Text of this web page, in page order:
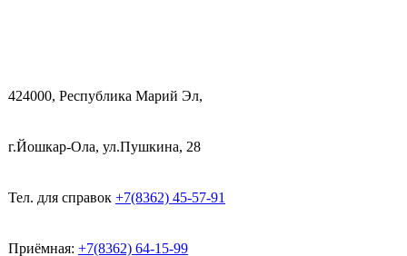
424000, Республика Марий Эл,
г.Йошкар-Ола, ул.Пушкина, 28
Тел. для справок +7(8362) 45-57-91
Приёмная: +7(8362) 64-15-99